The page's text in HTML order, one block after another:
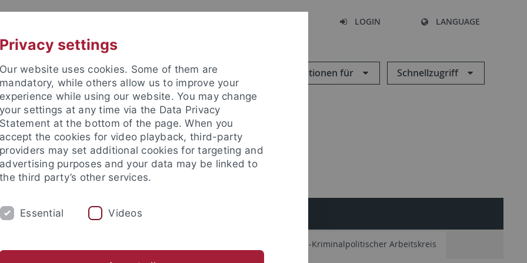
LOGIN LANGUAGE
Informationen für Schnellzugriff
FORSCHUNG LEHRE
Kriminologisch-Kriminalpolitischer Arbeitskreis
Privacy settings
Our website uses cookies. Some of them are
mandatory, while others allow us to improve your
experience while using our website. You may change
your settings at any time via the Data Privacy
Statement at the bottom of the page. When you
accept the cookies for video playback, third-party
providers may set additional cookies for targeting and
advertising purposes and your data may be linked to
the third party’s other services.
Essential Videos